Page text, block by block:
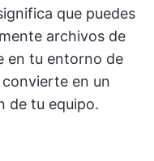
que puedes
archivos de
en tu entorno de
en un
de tu equipo.